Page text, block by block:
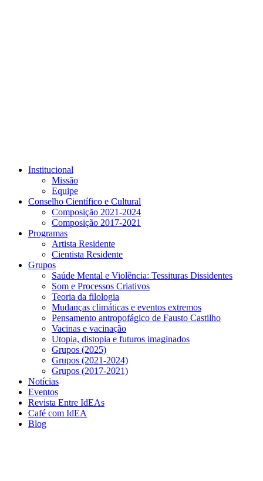
Institucional
Missão
Equipe
Conselho Científico e Cultural
Composição 2021-2024
Composição 2017-2021
Programas
Artista Residente
Cientista Residente
Grupos
Saúde Mental e Violência: Tessituras Dissidentes
Som e Processos Criativos
Teoria da filologia
Mudanças climáticas e eventos extremos
Pensamento antropofágico de Fausto Castilho
Vacinas e vacinação
Utopia, distopia e futuros imaginados
Grupos (2025)
Grupos (2021-2024)
Grupos (2017-2021)
Notícias
Eventos
Revista Entre IdEAs
Café com IdEA
Blog